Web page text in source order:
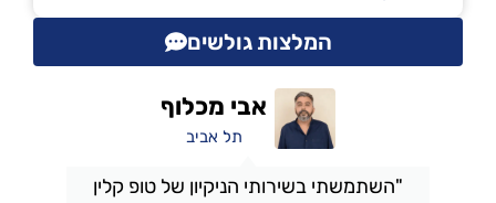
המלצות גולשים
"השתמשתי בשירותי הניקיון של טופ קלין
אבי מכלוף
תל אביב